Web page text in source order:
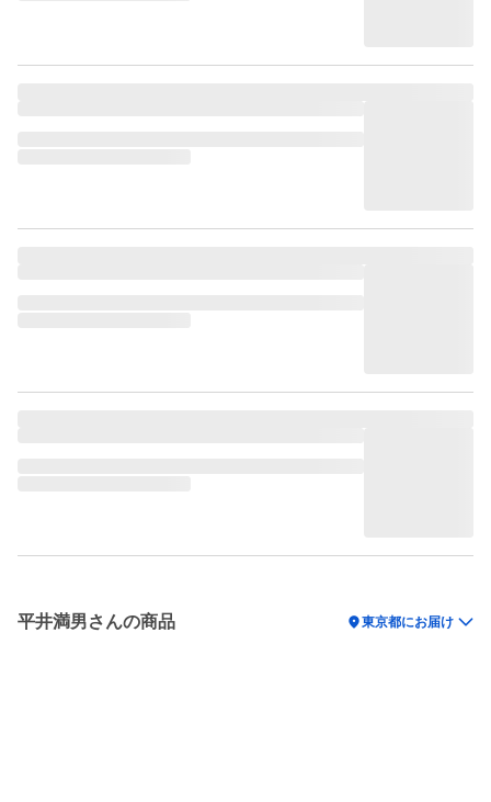
平井満男さんの商品 location_on東京都にお届け